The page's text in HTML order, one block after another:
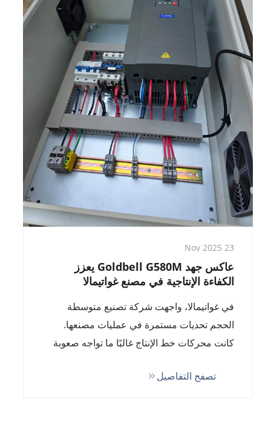
23 Nov 2025
عاكس جهد Goldbell G580M يعزز
الكفاءة الإنتاجية في مصنع غواتيمالا
في غواتيمالا، واجهت شركة تصنيع متوسطة
الحجم تحديات مستمرة في عمليات مصنعها.
كانت محركات خط الإنتاج غالبًا ما تواجه صعوبة
متغيرة، مما يؤدي إلى إنتاج غير منتظم، وانخفاض
تصفح التفاصيل